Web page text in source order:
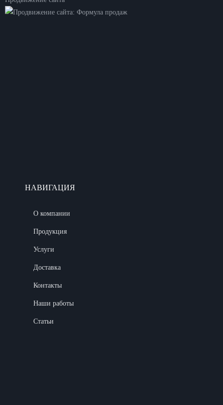
НАВИГАЦИЯ
О компании
Продукция
Услуги
Доставка
Контакты
Наши работы
Статьи